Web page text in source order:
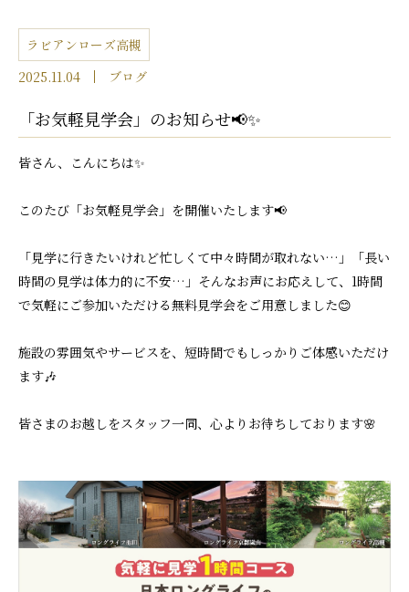
ラビアンローズ高槻
2025.11.04
ブログ
「お気軽見学会」のお知らせ📢✨
皆さん、こんにちは✨
このたび「お気軽見学会」を開催いたします📢
「見学に行きたいけれど忙しくて中々時間が取れない…」「長い
時間の見学は体力的に不安…」そんなお声にお応えして、1時間
で気軽にご参加いただける無料見学会をご用意しました😊
施設の雰囲気やサービスを、短時間でもしっかりご体感いただけ
ます🎶
皆さまのお越しをスタッフ一同、心よりお待ちしております🌸